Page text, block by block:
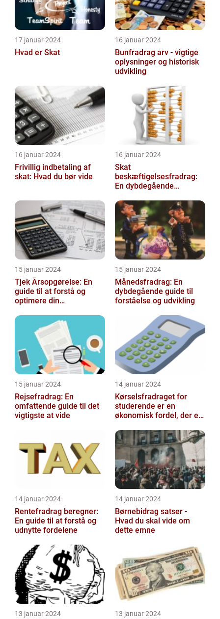
17 januar 2024
Hvad er Skat
16 januar 2024
Bunfradrag arv - vigtige
oplysninger og historisk
udvikling
16 januar 2024
Frivillig indbetaling af
skat: Hvad du bør vide
16 januar 2024
Skat
beskæftigelsesfradrag:
En dybdegående
15 januar 2024
Tjek Årsopgørelse: En
guide til at forstå og
optimere din
15 januar 2024
Månedsfradrag: En
dybdegående guide til
forståelse og udvikling
15 januar 2024
Rejsefradrag: En
omfattende guide til det
vigtigste at vide
14 januar 2024
Kørselsfradraget for
studerende er en
økonomisk fordel, der er
studerende, som kan h...
14 januar 2024
Rentefradrag beregner:
En guide til at forstå og
udnytte fordelene
14 januar 2024
Børnebidrag satser -
Hvad du skal vide om
dette emne
13 januar 2024 13 januar 2024